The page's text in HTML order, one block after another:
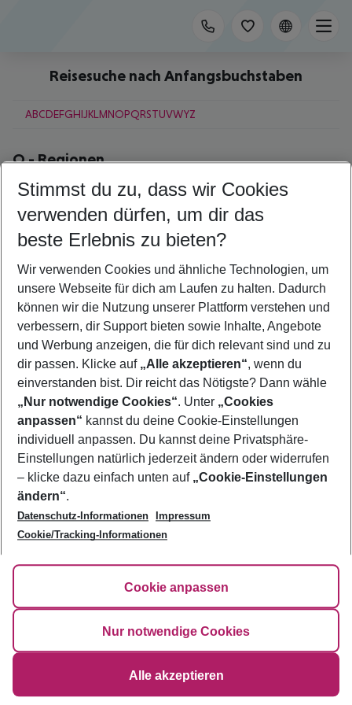
Reisesuche nach Anfangsbuchstaben
ABCDEFGHIJKL MNOPQRSTUVWYZ
Q-Regionen
Qawra
Q- Städte
Quarteira
Queens
Footer
Footer navigation
Über uns
AGB
Bestpreisgarantie
Cookie-Einstellungen ändern
Cookie-Richtlinie
Datenschutz
Fakten
Flexibel buchen
Service & Hilfe
Agenturbetreuung
Barrierefreies Reisen
Check-in
FAQ
HanseMerkur Reiseversicherung
Hilfe & Kontakt
Newsletter
Folge uns
Stimmst du zu, dass wir Cookies
verwenden dürfen, um dir das
beste Erlebnis zu bieten?
Wir verwenden Cookies und ähnliche Technologien, um
unsere Webseite für dich am Laufen zu halten. Dadurch
können wir die Nutzung unserer Plattform verstehen und
verbessern, dir Support bieten sowie Inhalte, Angebote
und Werbung anzeigen, die für dich relevant sind und zu
dir passen. Klicke auf „Alle akzeptieren“, wenn du
einverstanden bist. Dir reicht das Nötigste? Dann wähle
„Nur notwendige Cookies“. Unter „Cookies
anpassen“ kannst du deine Cookie-Einstellungen
individuell anpassen. Du kannst deine Privatsphäre-
Einstellungen natürlich jederzeit ändern oder widerrufen
– klicke dazu einfach unten auf „Cookie-Einstellungen
ändern“.
Datenschutz-Informationen
Impressum
Cookie/Tracking-Informationen
Cookie anpassen
Nur notwendige Cookies
Alle akzeptieren